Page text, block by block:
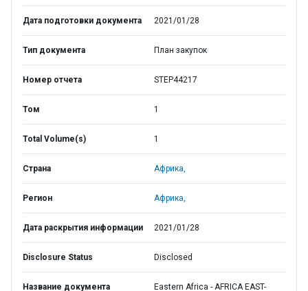
Дата подготовки документа 2021/01/28
Тип документа План закупок
Номер отчета STEP44217
Том 1
Total Volume(s) 1
Страна Африка,
Регион Африка,
Дата раскрытия информации 2021/01/28
Disclosure Status Disclosed
Название документа
Eastern Africa - AFRICA EAST-